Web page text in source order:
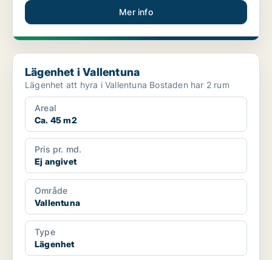
Mer info
Lägenhet i Vallentuna
Lägenhet i Vallentuna
Lägenhet att hyra i Vallentuna Bostaden har 2 rum
Areal
Ca. 45 m2
Pris pr. md.
Ej angivet
Område
Vallentuna
Type
Lägenhet